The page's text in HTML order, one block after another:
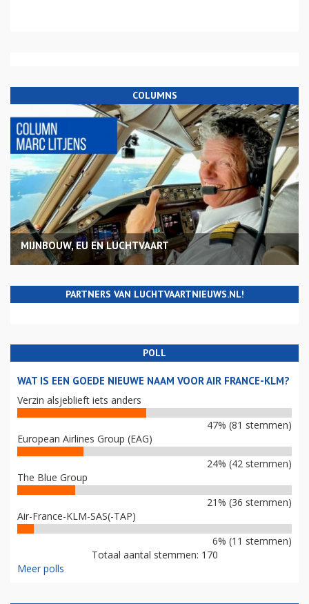
COLUMNS
MIJNBOUW, EU EN LUCHTVAART
PARTNERS VAN LUCHTVAARTNIEUWS.NL!
POLL
WAT IS EEN GOEDE NIEUWE NAAM VOOR AIR FRANCE-KLM?
Verzin alsjeblieft iets anders
47% (81 stemmen)
European Airlines Group (EAG)
24% (42 stemmen)
The Blue Group
21% (36 stemmen)
Air-France-KLM-SAS(-TAP)
6% (11 stemmen)
Totaal aantal stemmen: 170
Meer polls